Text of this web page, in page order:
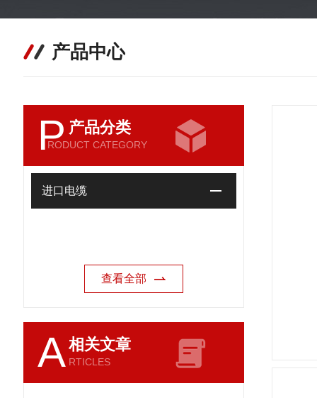
产品中心
P 产品分类
RODUCT CATEGORY
进口电缆
查看全部
A相关文章
RTICLES